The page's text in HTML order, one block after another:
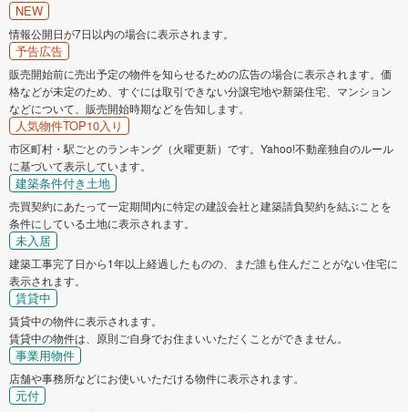
NEW
情報公開日が7日以内の場合に表示されます。
予告広告
販売開始前に売出予定の物件を知らせるための広告の場合に表示されます。価
格などが未定のため、すぐには取引できない分譲宅地や新築住宅、マンション
などについて、販売開始時期などを告知します。
人気物件TOP10入り
市区町村・駅ごとのランキング（火曜更新）です。Yahoo!不動産独自のルール
に基づいて表示しています。
建築条件付き土地
売買契約にあたって一定期間内に特定の建設会社と建築請負契約を結ぶことを
条件にしている土地に表示されます。
未入居
建築工事完了日から1年以上経過したものの、まだ誰も住んだことがない住宅に
表示されます。
賃貸中
賃貸中の物件に表示されます。
賃貸中の物件は、原則ご自身でお住まいいただくことができません。
事業用物件
店舗や事務所などにお使いいただける物件に表示されます。
元付